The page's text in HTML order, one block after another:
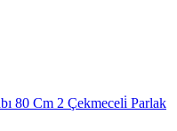
80 Cm 2 Çekmeceli̇ Parlak